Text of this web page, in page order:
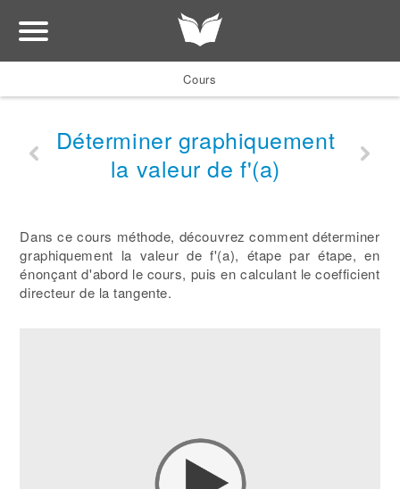
Cours
Déterminer graphiquement
la valeur de f'(a)
Dans ce cours méthode, découvrez comment déterminer
graphiquement la valeur de f'(a), étape par étape, en
énonçant d'abord le cours, puis en calculant le coefficient
directeur de la tangente.